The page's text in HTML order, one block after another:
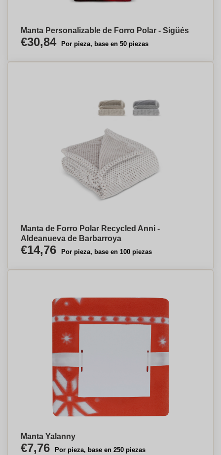
Manta Personalizable de Forro Polar - Sigüés
€30,84 Por pieza, base en 50 piezas
Manta de Forro Polar Recycled Anni -
Aldeanueva de Barbarroya
€14,76 Por pieza, base en 100 piezas
Manta Yalanny
€7,76 Por pieza, base en 250 piezas